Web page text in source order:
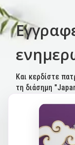
Και κερδίστε
τη διάσημη